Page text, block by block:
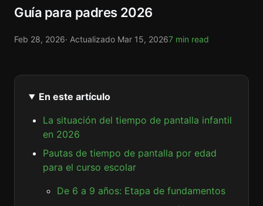
Guía para padres 2026
Feb 28, 2026· Actualizado Mar 15, 20267 min read
En este artículo
La situación del tiempo de pantalla infantil
en 2026
Pautas de tiempo de pantalla por edad
para el curso escolar
De 6 a 9 años: Etapa de fundamentos